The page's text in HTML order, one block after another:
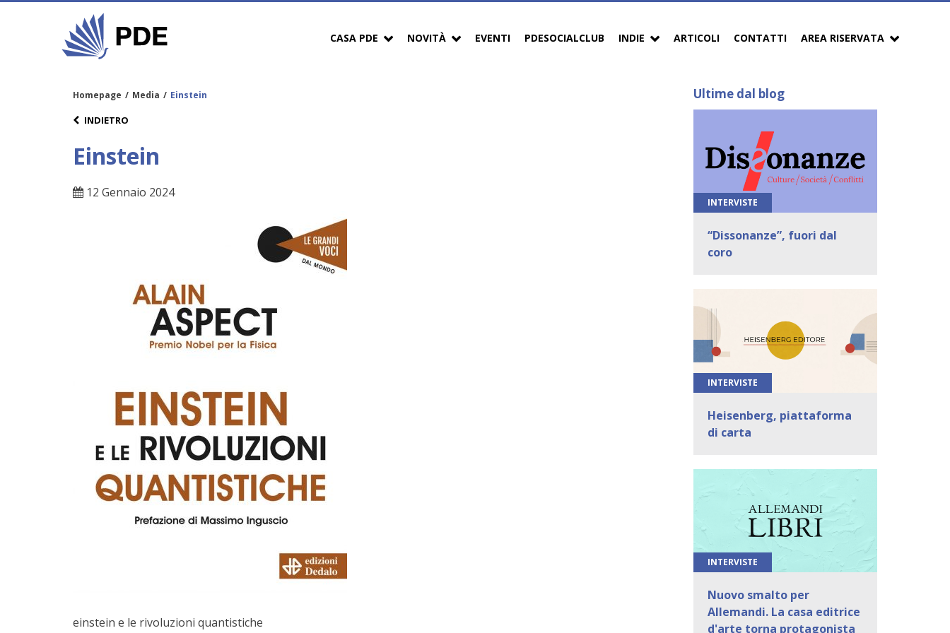
CASA PDE NOVITÀ EVENTI PDESOCIALCLUB INDIE ARTICOLI CONTATTI AREA RISERVATA
Homepage / Media / Einstein
INDIETRO
Einstein
12 Gennaio 2024
einstein e le rivoluzioni quantistiche
Ultime dal blog
INTERVISTE
“Dissonanze”, fuori dal
coro
INTERVISTE
Heisenberg, piattaforma
di carta
INTERVISTE
Nuovo smalto per
Allemandi. La casa editrice
d'arte torna protagonista